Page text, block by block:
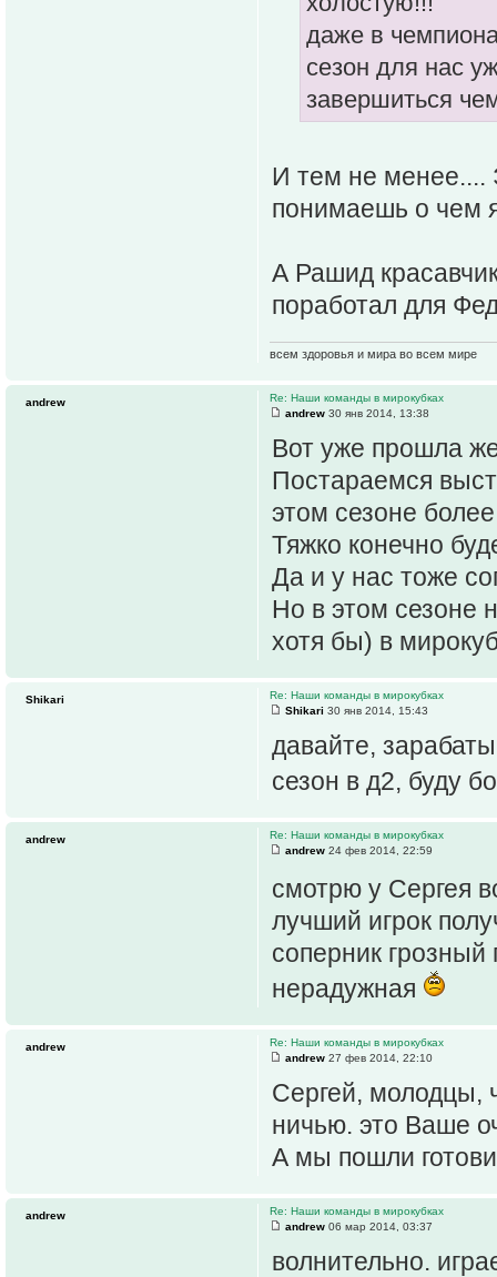
даже в
сезон для нас
завершиться
И тем не менее....
понимаешь о чем
А Рашид
поработал для
всем здоровья и мира во всем мире
Re: Наши команды в мирокубках
andrew 30 янв 2014, 13:38
Вот уже прошла
Постараемся
этом сезоне
Тяжко конечно
Да и у нас тоже
Но в этом сезоне
хотя бы) в
andrew
Re: Наши команды в мирокубках
Shikari 30 янв 2014, 15:43
давайте,
сезон в д2, буду
Shikari
Re: Наши команды в мирокубках
andrew 24 фев 2014, 22:59
смотрю у Сергея
лучший игрок
соперник
нерадужная
andrew
Re: Наши команды в мирокубках
andrew 27 фев 2014, 22:10
Сергей, молодцы,
ничью. это Ваше
А мы пошли
andrew
Re: Наши команды в мирокубках
andrew 06 мар 2014, 03:37
волнительно.
andrew